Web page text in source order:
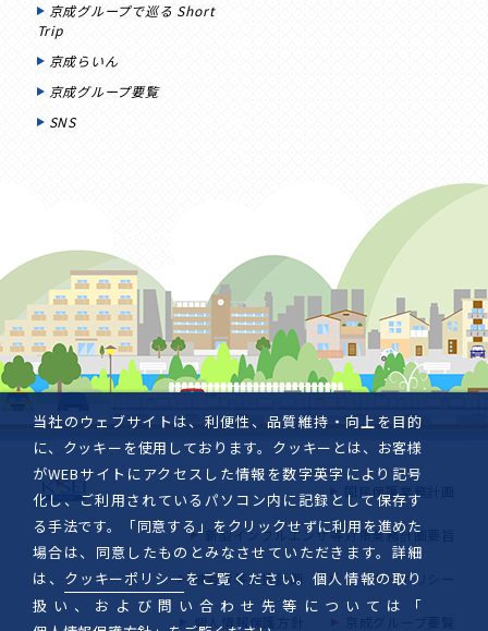
京成グループで巡る Short
Trip
京成らいん
京成グループ要覧
SNS
国民保護業務計画
新型インフルエンザ等対策業務計画要旨
被害者等支援計画 クッキーポリシー
個人情報保護方針
当社のウェブサイトは、利便性、品質維持・向上を目的
に、クッキーを使用しております。クッキーとは、お客様
がWEBサイトにアクセスした情報を数字英字により記号
化し、ご利用されているパソコン内に記録として保存す
る手法です。「同意する」をクリックせずに利用を進めた
場合は、同意したものとみなさせていただきます。詳細
は、 クッキーポリシー をご覧ください。個人情報の取り
扱い、および問い合わせ先等については「